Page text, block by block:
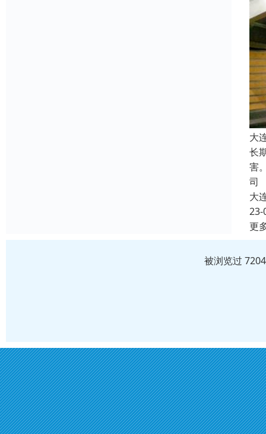
大
长
害
司
大
23-
更
被浏览过